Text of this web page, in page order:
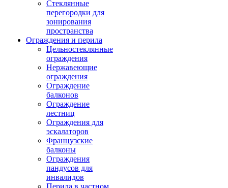
Стеклянные
перегородки для
зонирования
пространства
Ограждения и перила
Цельностеклянные
ограждения
Нержавеющие
ограждения
Ограждение
балконов
Ограждение
лестниц
Ограждения для
эскалаторов
Французские
балконы
Ограждения
пандусов для
инвалидов
Перила в частном